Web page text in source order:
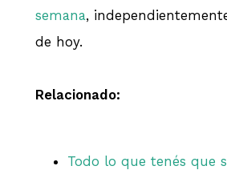
semana,
de hoy.
Relacionado:
Todo lo que tenés que